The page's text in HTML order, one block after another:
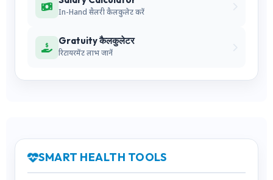
In-Hand सैलरी कैलकुलेट करें
Gratuity कैलकुलेटर
रिटायरमेंट लाभ जानें
SMART HEALTH TOOLS